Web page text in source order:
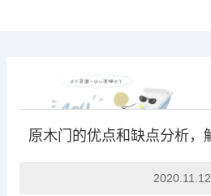
原木门的优点和缺点分析，
2020.11.12